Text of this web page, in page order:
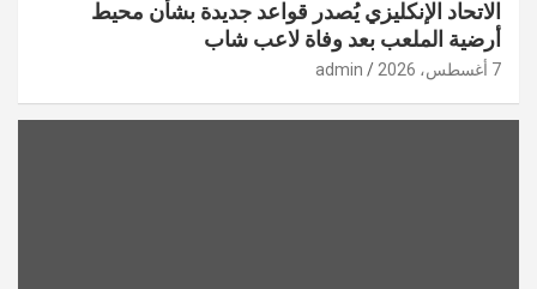
الاتحاد الإنكليزي يُصدر قواعد جديدة بشأن محيط
أرضية الملعب بعد وفاة لاعب شاب
7 أغسطس، 2026 admin